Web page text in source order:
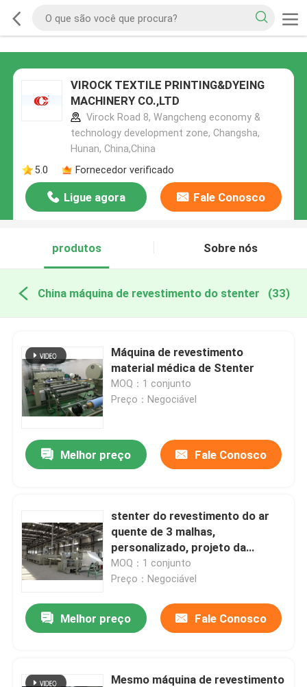
VIROCK TEXTILE PRINTING&DYEING
MACHINERY CO.,LTD
Virock Road 8, Wangcheng economy &
technology development zone, Changsha,
Hunan, China,China
5.0
Fornecedor verificado
Ligue agora Fale Conosco
produtos Sobre nós
China máquina de revestimento do stenter (33)
Máquina de revestimento
material médica de Stenter
MOQ：1 conjunto
Preço：Negociável
Melhor preço Fale Conosco
stenter do revestimento do ar
quente de 3 malhas,
personalizado, projeto da
humanização
MOQ：1 conjunto
Preço：Negociável
Melhor preço Fale Conosco
Mesmo máquina de revestimento